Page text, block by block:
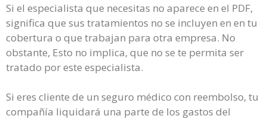
Si el especialista que necesitas no aparece en el PDF,
significa que sus tratamientos no se incluyen en en tu
cobertura o que trabajan para otra empresa. No
obstante, Esto no implica, que no se te permita ser
tratado por este especialista.
Si eres cliente de un seguro médico con reembolso, tu
compañía liquidará una parte de los gastos del